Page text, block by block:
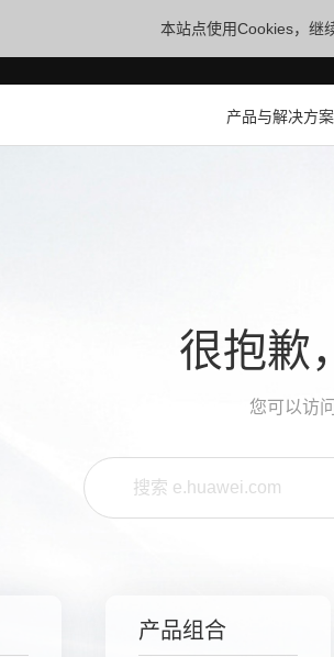
本站点使用Cookies，继
产品与解决方案
很抱歉
您可以访问
产品组合